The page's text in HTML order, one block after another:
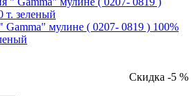
мулине ( 0207- 0819 ) 100%
Скидка -5 %